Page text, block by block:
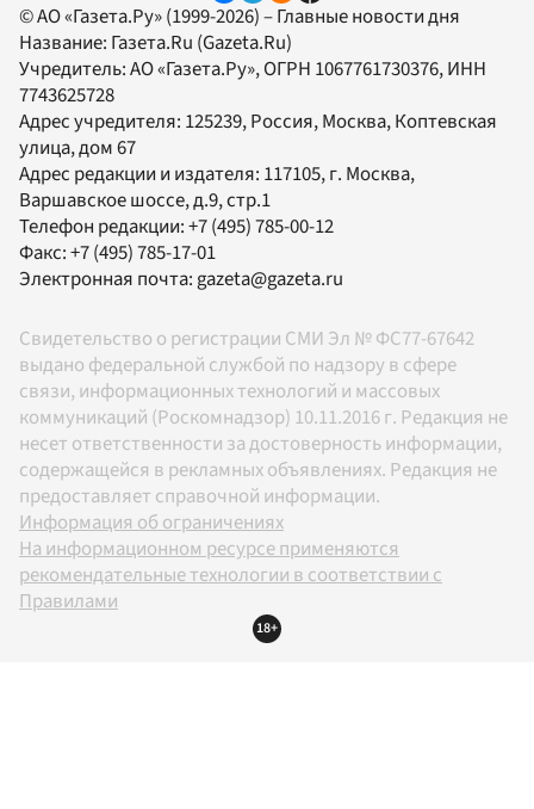
© АО «Газета.Ру» (1999-2026) – Главные новости дня
Название: Газета.Ru (Gazeta.Ru)
Учредитель:АО «Газета.Ру», ОГРН 1067761730376, ИНН
7743625728
Адрес учредителя: 125239, Россия, Москва, Коптевская
улица, дом 67
Адрес редакции и издателя: 117105, г. Москва,
Варшавское шоссе, д.9, стр.1
Телефон редакции:+7 (495) 785-00-12
Факс:+7 (495) 785-17-01
Электронная почта: gazeta@gazeta.ru
Свидетельство о регистрации СМИ Эл № ФС77-67642
выдано федеральной службой по надзору в сфере
связи, информационных технологий и массовых
коммуникаций (Роскомнадзор) 10.11.2016 г. Редакция не
несет ответственности за достоверность информации,
содержащейся в рекламных объявлениях. Редакция не
предоставляет справочной информации.
Информация об ограничениях
На информационном ресурсе применяются
рекомендательные технологии в соответствии с
Правилами
18+